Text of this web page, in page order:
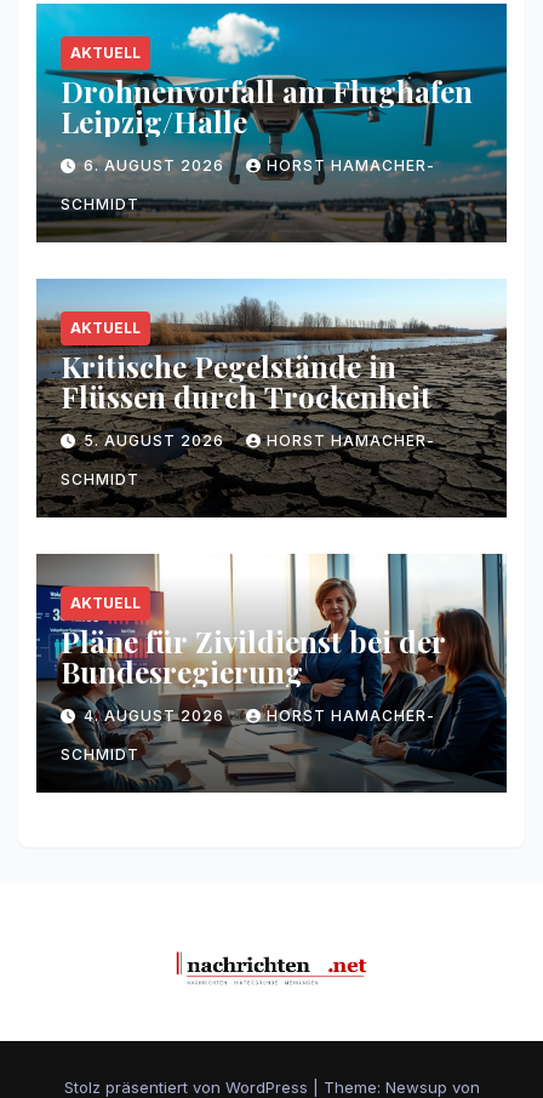
AKTUELL
Drohnenvorfall am Flughafen
Leipzig/Halle
6. AUGUST 2026 HORST HAMACHER-
SCHMIDT
AKTUELL
Kritische Pegelstände in
Flüssen durch Trockenheit
5. AUGUST 2026 HORST HAMACHER-
SCHMIDT
AKTUELL
Pläne für Zivildienst bei der
Bundesregierung
4. AUGUST 2026 HORST HAMACHER-
SCHMIDT
Stolz präsentiert von WordPress Theme: Newsup von